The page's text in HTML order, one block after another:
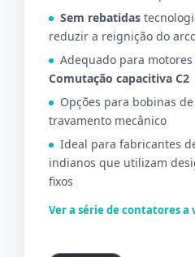
Sem rebatidas
reduzir a reignição do
Adequado para motores
Comutação capacitiva C2
Opções para bobinas
travamento mecânico
Ideal para fabricantes
indianos que utilizam
fixos
Ver a série de contatores a